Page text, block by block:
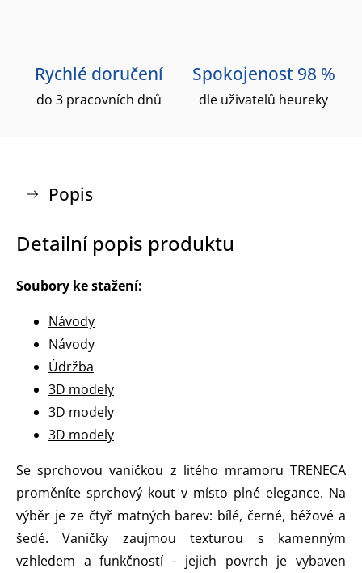
Rychlé doručení
do 3 pracovních dnů
Spokojenost 98 %
dle uživatelů heureky
Popis
Detailní popis produktu
Soubory ke stažení:
Návody
Návody
Údržba
3D modely
3D modely
3D modely
Se sprchovou vaničkou z litého mramoru TRENECA
proměníte sprchový kout v místo plné elegance. Na
výběr je ze čtyř matných barev: bílé, černé, béžové a
šedé. Vaničky zaujmou texturou s kamenným
vzhledem a funkčností - jejich povrch je vybaven